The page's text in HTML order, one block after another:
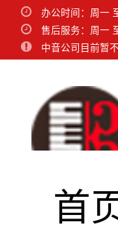
办公时间：周一
售后服务：周一
中音公司目前暂
首